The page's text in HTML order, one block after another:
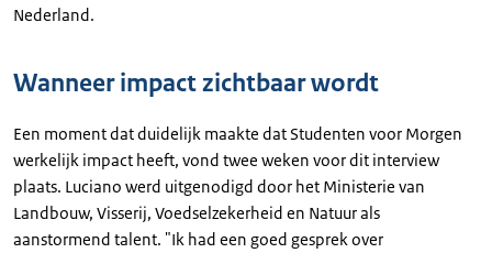
Nederland.
Wanneer impact zichtbaar wordt
Een moment dat duidelijk maakte dat Studenten voor Morgen
werkelijk impact heeft, vond twee weken voor dit interview
plaats. Luciano werd uitgenodigd door het Ministerie van
Landbouw, Visserij, Voedselzekerheid en Natuur als
aanstormend talent. "Ik had een goed gesprek over